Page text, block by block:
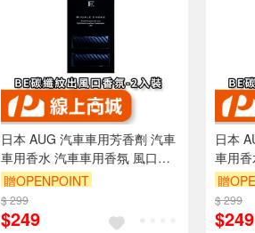
日本 AUG 汽車車用芳香劑 汽車
車用香水 汽車車用香氛 風口芳
香劑 皇家白麝香 FR-17
贈OPENPOINT
$ 299
$249
日本
車用
劑 曠
贈
$ 299
$249